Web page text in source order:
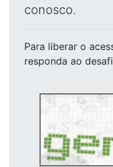
conosco.
Para liberar o
responda ao